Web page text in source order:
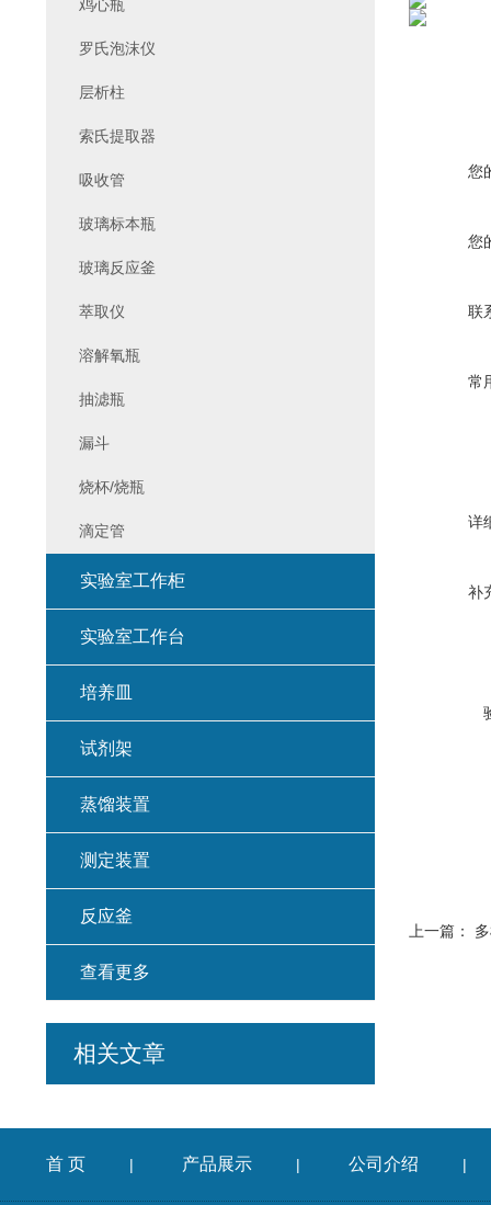
您
您
联
常
详
补
上一篇：
鸡心瓶
罗氏泡沫仪
层析柱
索氏提取器
吸收管
玻璃标本瓶
玻璃反应釜
萃取仪
溶解氧瓶
抽滤瓶
漏斗
烧杯/烧瓶
滴定管
实验室工作柜
实验室工作台
培养皿
试剂架
蒸馏装置
测定装置
反应釜
查看更多
相关文章
首 页 | 产品展示 | 公司介绍 |